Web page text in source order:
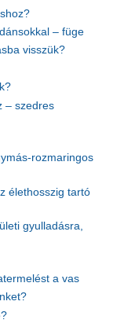
– füge
visszük?
– szedres
rozmaringos
élethosszig tartó
gyulladásra,
a vas